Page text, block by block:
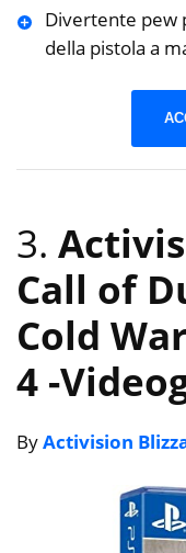
Divertente pew
della pistola a
3.
Call of
Cold
4 -
ByActivision